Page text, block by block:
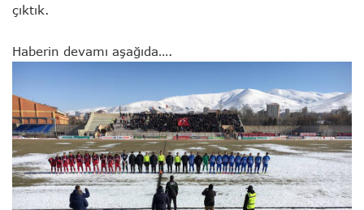
çıktık.
Haberin devamı aşağıda….